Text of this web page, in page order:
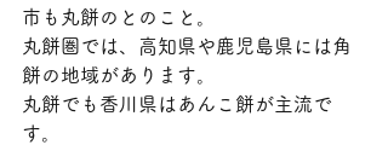
市も丸餅のとのこと。
丸餅圏では、高知県や鹿児島県には角
餅の地域があります。
丸餅でも香川県はあんこ餅が主流で
す。